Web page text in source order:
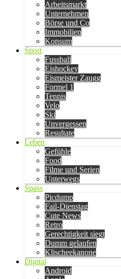
Arbeitsmarkt
Unternehmen
Börse und Co
Immobilien
Konsum
Sport
Fussball
Eishockey
Eismeister Zaugg
Formel 1
Tennis
Velo
Ski
Unvergessen
Resultate
Leben
Gefühle
Food
Filme und Serien
Unterwegs
Spass
Picdump
Fail-Dienstag
Cute News
Retro
Gerechtigkeit siegt
Dumm gelaufen
Klischeekanone
Digital
Android